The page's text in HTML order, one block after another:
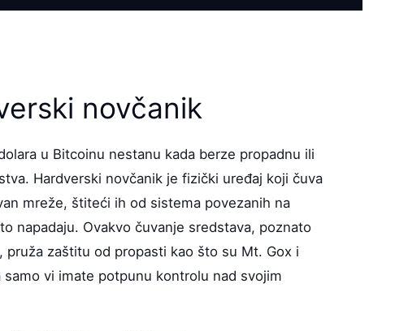
novčanik
u Bitcoinu nestanu kada berze propadnu ili
Hardverski novčanik je fizički uređaj koji čuva
mreže, štiteći ih od sistema povezanih na
napadaju. Ovakvo čuvanje sredstava, poznato
pruža zaštitu od propasti kao što su Mt. Gox i
samo vi imate potpunu kontrolu nad svojim